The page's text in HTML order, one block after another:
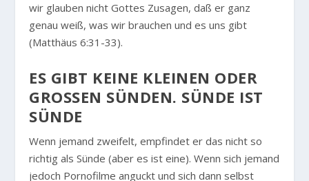
wir glauben nicht Gottes Zusagen, daß er ganz
genau weiß, was wir brauchen und es uns gibt
(Matthäus 6:31-33).
ES GIBT KEINE KLEINEN ODER
GROSSEN SÜNDEN. SÜNDE IST S
ÜNDE
Wenn jemand zweifelt, empfindet er das nicht so
richtig als Sünde (aber es ist eine). Wenn sich jemand
jedoch Pornofilme anguckt und sich dann selbst